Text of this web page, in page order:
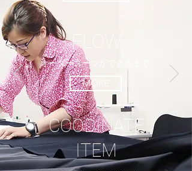
FLOW
オーダースーツができるまで
MORE
COODINATE
​ITEM